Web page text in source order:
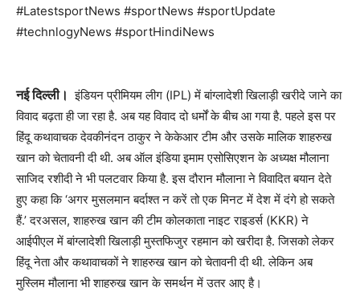
#LatestsportNews #sportNews #sportUpdate
#technlogyNews #sportHindiNews
नई दिल्ली। इंडियन प्रीमियम लीग (IPL) में बांग्लादेशी खिलाड़ी खरीदे जाने का
विवाद बढ़ता ही जा रहा है. अब यह विवाद दो धर्मों के बीच आ गया है. पहले इस पर
हिंदू कथावाचक देवकीनंदन ठाकुर ने केकेआर टीम और उसके मालिक शाहरुख
खान को चेतावनी दी थी. अब ऑल इंडिया इमाम एसोसिएशन के अध्यक्ष मौलाना
साजिद रशीदी ने भी पलटवार किया है. इस दौरान मौलाना ने विवादित बयान देते
हुए कहा कि ‘अगर मुसलमान बर्दाश्त न करें तो एक मिनट में देश में दंगे हो सकते
हैं.’ दरअसल, शाहरुख खान की टीम कोलकाता नाइट राइडर्स (KKR) ने
आईपीएल में बांग्लादेशी खिलाड़ी मुस्तफिजुर रहमान को खरीदा है. जिसको लेकर
हिंदू नेता और कथावाचकों ने शाहरुख खान को चेतावनी दी थी. लेकिन अब
मुस्लिम मौलाना भी शाहरुख खान के समर्थन में उतर आए है।